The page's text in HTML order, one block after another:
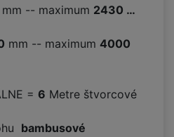
mm -- maximum 2430 …
mm -- maximum 4000
= 6 Metre štvorcové
bambusové